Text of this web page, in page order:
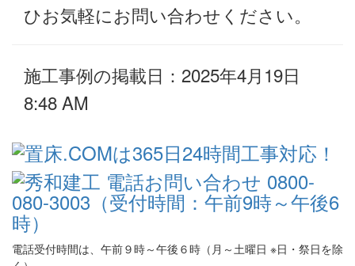
ひお気軽にお問い合わせください。
施工事例の掲載日：2025年4月19日
8:48 AM
電話受付時間は、午前９時～午後６時（月～土曜日 ※日・祭日を除